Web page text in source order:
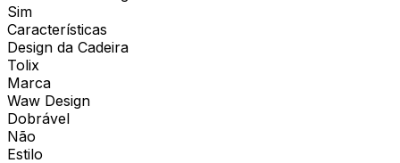
Sim
Características
Design da Cadeira
Tolix
Marca
Waw Design
Dobrável
Não
Estilo